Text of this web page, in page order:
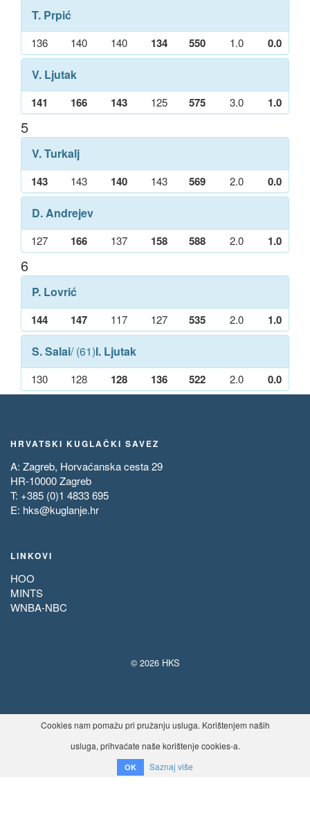
T. Prpić
136 140 140 134 550 1.0 0.0
V. Ljutak
141 166 143 125 575 3.0 1.0
5
V. Turkalj
143 143 140 143 569 2.0 0.0
D. Andrejev
127 166 137 158 588 2.0 1.0
6
P. Lovrić
144 147 117 127 535 2.0 1.0
S. Salai/ (61)I. Ljutak
130 128 128 136 522 2.0 0.0
HRVATSKI KUGLAČKI SAVEZ
A: Zagreb, Horvaćanska cesta 29
HR-10000 Zagreb
T: +385 (0)1 4833 695
E: hks@kuglanje.hr
LINKOVI
HOO
MINTS
WNBA-NBC
© 2026 HKS
Cookies nam pomažu pri pružanju usluga. Korištenjem naših
usluga, prihvaćate naše korištenje cookies-a.
OK Saznaj više